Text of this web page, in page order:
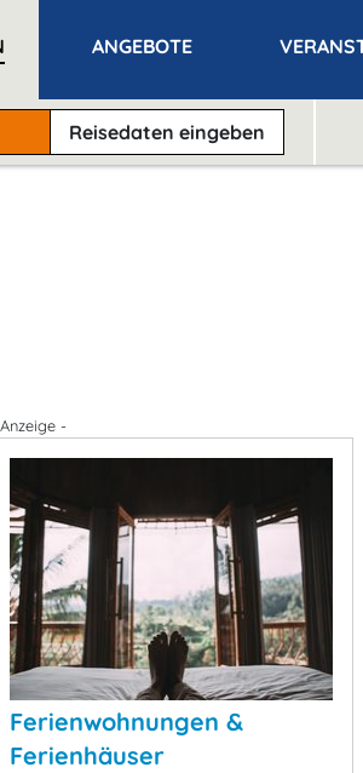
ANGEBOTE
Reisedateneingeben
-
Ferienwohnungen &
Ferienhäuser